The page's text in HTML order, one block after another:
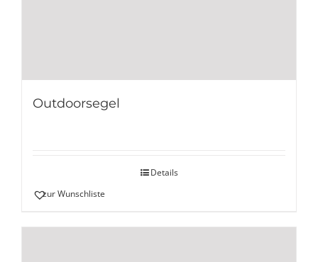
Outdoorsegel
Details
zur Wunschliste